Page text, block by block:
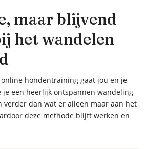
maar blijvend
het wandelen
hondentraining gaat jou en je
je een heerlijk ontspannen wandeling
verder dan wat er alleen maar aan het
deze methode blijft werken en